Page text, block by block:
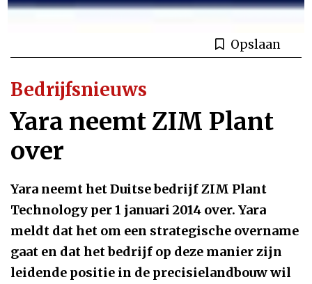
Opslaan
Bedrijfsnieuws
Yara neemt ZIM Plant
over
Yara neemt het Duitse bedrijf ZIM Plant
Technology per 1 januari 2014 over. Yara
meldt dat het om een strategische overname
gaat en dat het bedrijf op deze manier zijn
leidende positie in de precisielandbouw wil